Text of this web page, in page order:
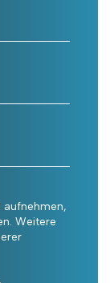
aufnehmen,
Weitere